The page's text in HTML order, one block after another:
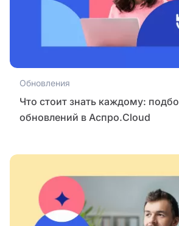
Обновления
Что стоит знать каждому:
обновлений в Аспро.Cloud